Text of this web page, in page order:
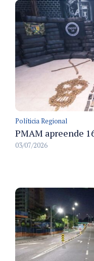
Políticia Regional
03/07/2026